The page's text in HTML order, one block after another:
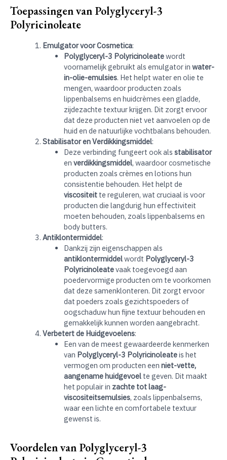
Toepassingen van Polyglyceryl-3
Polyricinoleate
Emulgator voor Cosmetica:
Polyglyceryl-3 Polyricinoleatewordt
voornamelijk gebruikt als emulgator in water-
in-olie-emulsies. Het helpt water en olie te
mengen, waardoor producten zoals
lippenbalsems en huidcrèmes een gladde,
zijdezachte textuur krijgen. Dit zorgt ervoor
dat deze producten niet vet aanvoelen op de
huid en de natuurlijke vochtbalans behouden.
Stabilisator en Verdikkingsmiddel:
Deze verbinding fungeert ook als stabilisator
en verdikkingsmiddel, waardoor cosmetische
producten zoals crèmes en lotions hun
consistentie behouden. Het helpt de
viscositeitte reguleren, wat cruciaal is voor
producten die langdurig hun effectiviteit
moeten behouden, zoals lippenbalsems en
body butters.
Antiklontermiddel:
Dankzij zijn eigenschappen als
antiklontermiddelwordt Polyglyceryl-3
Polyricinoleatevaak toegevoegd aan
poedervormige producten om te voorkomen
dat deze samenklonteren. Dit zorgt ervoor
dat poeders zoals gezichtspoeders of
oogschaduw hun fijne textuur behouden en
gemakkelijk kunnen worden aangebracht.
Verbetert de Huidgevoelens:
Een van de meest gewaardeerde kenmerken
van Polyglyceryl-3 Polyricinoleateis het
vermogen om producten een niet-vette,
aangename huidgevoelte geven. Dit maakt
het populair in zachte tot laag-
viscositeitsemulsies, zoals lippenbalsems,
waar een lichte en comfortabele textuur
gewenst is.
Voordelen van Polyglyceryl-3